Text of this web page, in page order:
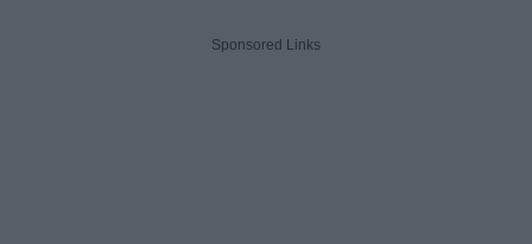
Sponsored Links